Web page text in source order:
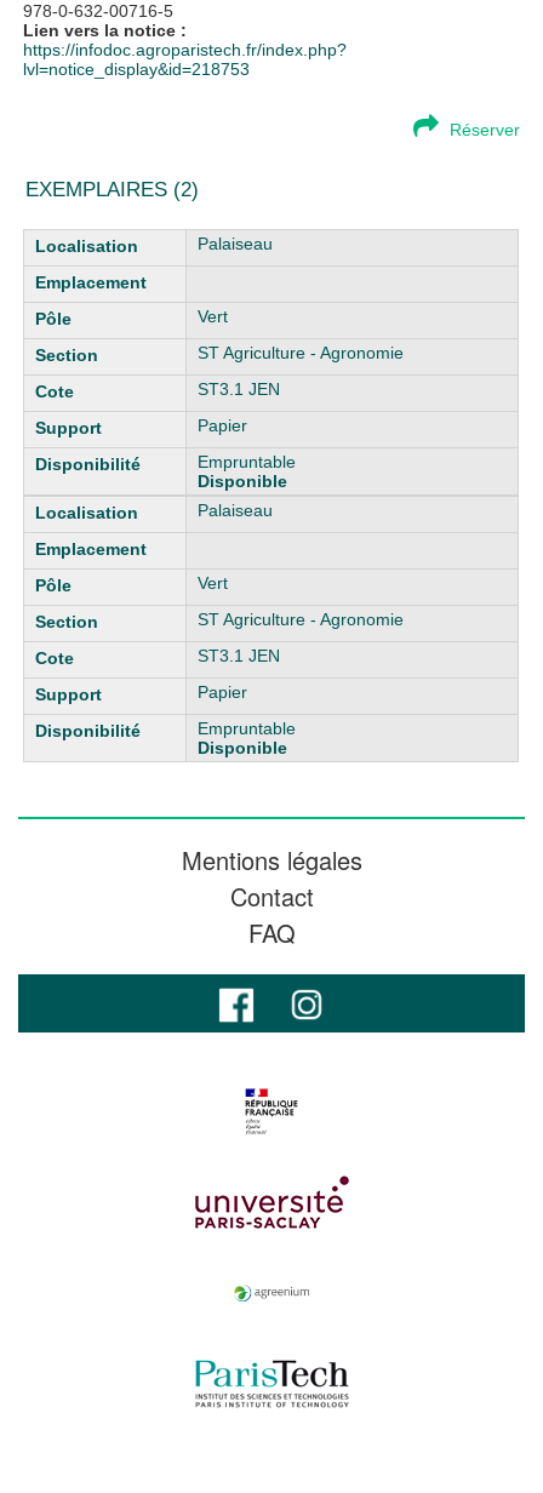
978-0-632-00716-5
Lien vers la notice :
https://infodoc.agroparistech.fr/index.php?
lvl=notice_display&id=218753
Réserver
EXEMPLAIRES (2)
Liste des exemplaires Palaiseau
Vert
ST Agriculture - Agronomie
ST3.1 JEN
Papier
Empruntable
Disponible
Palaiseau
Vert
ST Agriculture - Agronomie
ST3.1 JEN
Papier
Empruntable
Disponible
Mentions légales
Contact
FAQ